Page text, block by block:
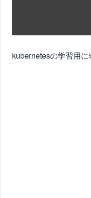
kubernetesの学習用